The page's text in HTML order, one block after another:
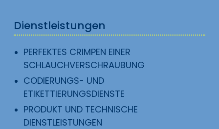
Dienstleistungen
PERFEKTES CRIMPEN EINER
SCHLAUCHVERSCHRAUBUNG
CODIERUNGS- UND
ETIKETTIERUNGSDIENSTE
PRODUKT UND TECHNISCHE
DIENSTLEISTUNGEN